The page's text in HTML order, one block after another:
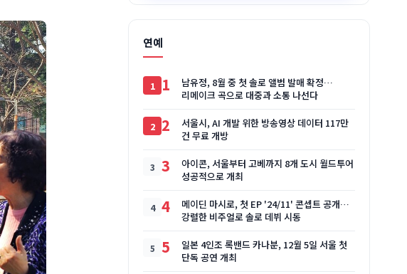
연예
1
남유정, 8월 중 첫 솔로 앨범 발매 확정…
리메이크 곡으로 대중과 소통 나선다
2
서울시, AI 개발 위한 방송영상 데이터 117만
건 무료 개방
3
아이콘, 서울부터 고베까지 8개 도시 월드투어
성공적으로 개최
4
메이딘 마시로, 첫 EP '24/11' 콘셉트 공개…
강렬한 비주얼로 솔로 데뷔 시동
5
일본 4인조 록밴드 카나분, 12월 5일 서울 첫
단독 공연 개최